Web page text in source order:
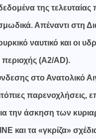
της τελευταίας
Απέναντι στη
ναυτικό και οι
(A2/AD).
στο Ανατολικό
παρενοχλήσεις,
την άσκηση των
και τα «γκρίζα»